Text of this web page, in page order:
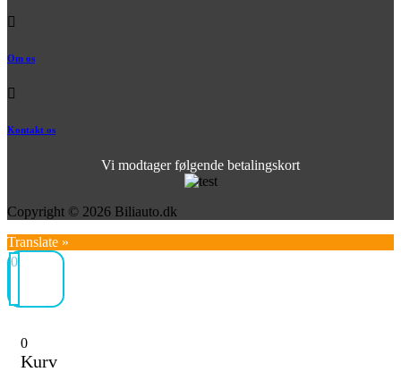
Om os
Kontakt os
Vi modtager følgende betalingskort
Copyright © 2026 Biliauto.dk
Translate »
0
0
Kurv